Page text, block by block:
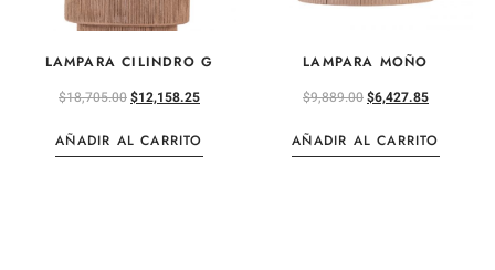
LAMPARA CILINDRO G
$18,705.00$12,158.25
AÑADIR AL CARRITO
LAMPARA MOÑO
$9,889.00$6,427.85
AÑADIR AL CARRITO